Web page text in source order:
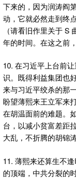
下来的，因为润涛阎
动，它就必然走到终
（请看旧作里关于 S
年的时间。在这之前
10. 在习近平上台前
识。既得利益集团也
来与习近平绞杀的那
盼望薄熙来王立军来
在胡温面前的难题。
台，以减小贫富差距
大乱，不折腾的胡锦
11. 薄熙来还算生不
的顶端，中共分裂的